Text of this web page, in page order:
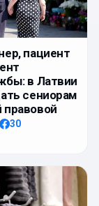
пациент
в Латвии
сениорам
30